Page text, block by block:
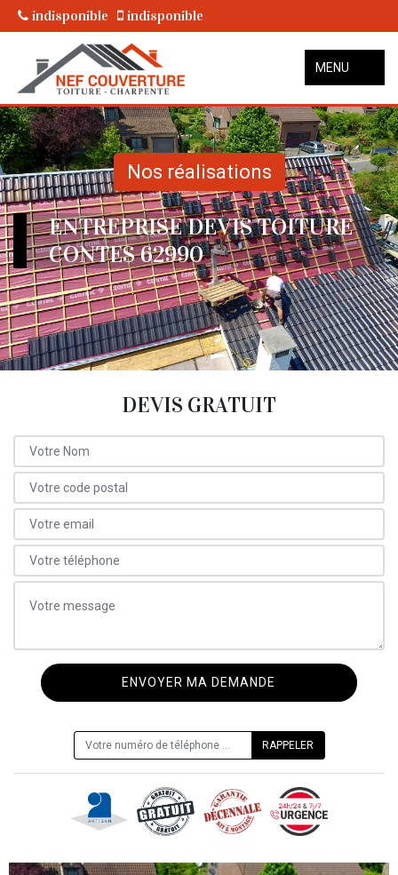
indisponible indisponible
MENU
Nos réalisations
ENTREPRISE DEVIS TOITURE
CONTES 62990
DEVIS GRATUIT